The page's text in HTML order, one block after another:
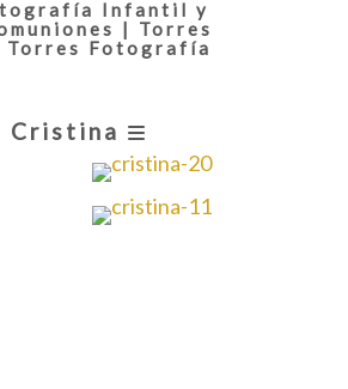
Cristina